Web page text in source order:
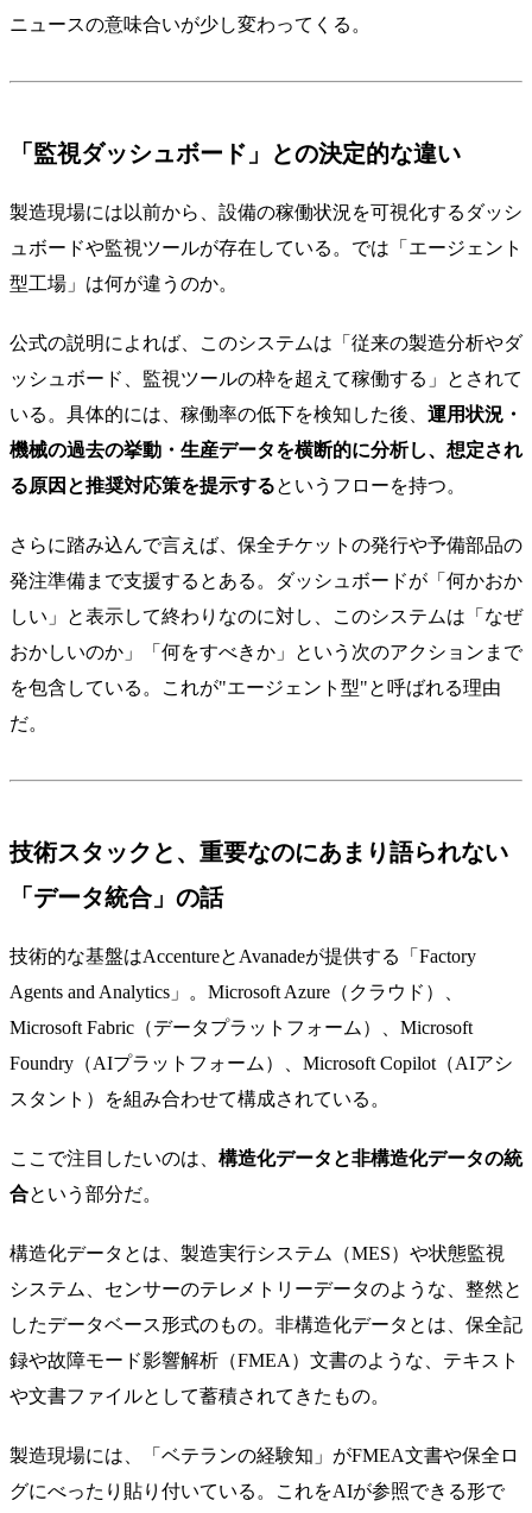
ニュースの意味合いが少し変わってくる。
「監視ダッシュボード」との決定的な違い
製造現場には以前から、設備の稼働状況を可視化するダッシ
ュボードや監視ツールが存在している。では「エージェント
型工場」は何が違うのか。
公式の説明によれば、このシステムは「従来の製造分析やダ
ッシュボード、監視ツールの枠を超えて稼働する」とされて
いる。具体的には、稼働率の低下を検知した後、 運用状況・
機械の過去の挙動・生産データを横断的に分析し、想定され
る原因と推奨対応策を提示するというフローを持つ。
さらに踏み込んで言えば、保全チケットの発行や予備部品の
発注準備まで支援するとある。ダッシュボードが「何かおか
しい」と表示して終わりなのに対し、このシステムは「なぜ
おかしいのか」「何をすべきか」という次のアクションまで
を包含している。これが"エージェント型"と呼ばれる理由
だ。
技術スタックと、重要なのにあまり語られない
「データ統合」の話
技術的な基盤はAccentureとAvanadeが提供する「Factory
Agents and Analytics」。Microsoft Azure（クラウド）、
Microsoft Fabric（データプラットフォーム）、Microsoft
Foundry（AIプラットフォーム）、Microsoft Copilot（AIアシ
スタント）を組み合わせて構成されている。
ここで注目したいのは、 構造化データと非構造化データの統
合という部分だ。
構造化データとは、製造実行システム（MES）や状態監視
システム、センサーのテレメトリーデータのような、整然と
したデータベース形式のもの。非構造化データとは、保全記
録や故障モード影響解析（FMEA）文書のような、テキスト
や文書ファイルとして蓄積されてきたもの。
製造現場には、「ベテランの経験知」がFMEA文書や保全ロ
グにべったり貼り付いている。これをAIが参照できる形で